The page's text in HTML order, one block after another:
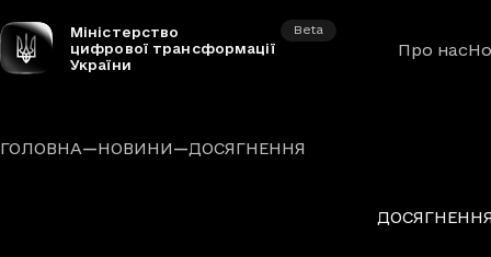
Міністерство
цифрової трансформації
України
Beta
Про нас
ГОЛОВНА—НОВИНИ—ДОСЯГНЕННЯ
Рубрики